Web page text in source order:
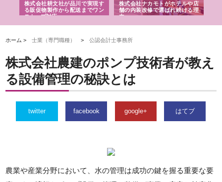
株式会社耕文社が品川で実現す
る販促物製作から配送までワン
ストップ対応
株式会社ナカモトがホテルや店
舗の内装改修で選ばれ続ける理
由
ホーム >士業（専門職種） >公認会計士事務所
株式会社農建のポンプ技術者が教え
る設備管理の秘訣とは
twitter facebook google+ はてブ
農業や産業分野において、水の管理は成功の鍵を握る重要な要